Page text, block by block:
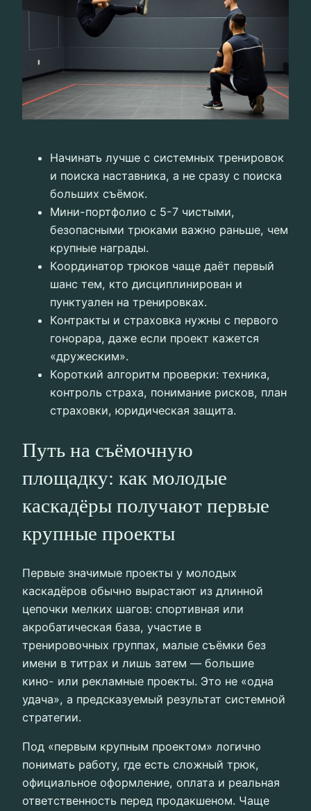
Начинать лучше с системных тренировок
и поиска наставника, а не сразу с поиска
больших съёмок.
Мини-портфолио с 5-7 чистыми,
безопасными трюками важно раньше, чем
крупные награды.
Координатор трюков чаще даёт первый
шанс тем, кто дисциплинирован и
пунктуален на тренировках.
Контракты и страховка нужны с первого
гонорара, даже если проект кажется
«дружеским».
Короткий алгоритм проверки: техника,
контроль страха, понимание рисков, план
страховки, юридическая защита.
Путь на съёмочную
площадку: как молодые
каскадёры получают первые
крупные проекты
Первые значимые проекты у молодых
каскадёров обычно вырастают из длинной
цепочки мелких шагов: спортивная или
акробатическая база, участие в
тренировочных группах, малые съёмки без
имени в титрах и лишь затем — большие
кино- или рекламные проекты. Это не «одна
удача», а предсказуемый результат системной
стратегии.
Под «первым крупным проектом» логично
понимать работу, где есть сложный трюк,
официальное оформление, оплата и реальная
ответственность перед продакшеном. Чаще